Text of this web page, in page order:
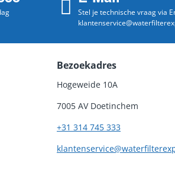
Stel je technische vraag via
Bezoekadres
Hogeweide 10A
7005 AV Doetinchem
+31 314 745 333